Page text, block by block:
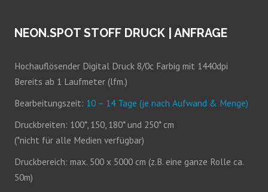
NEON.SPOT STOFF DRUCK | ANFRAGE
Hochauflösender Digital Druck 8/0c Farbig mit 1440dpi
Bereits ab 1 Laufmeter (lfm.)
Bearbeitungszeit: 10 – 14 Tage (je nach Aufwand & Menge)
Druckbreiten: 100*, 150, 180* und 250* cm
(*nicht für alle Medien verfügbar)
Druckbereich: max. 500 x 5000 cm (z.B. eine ganze Rolle ca.
50m)